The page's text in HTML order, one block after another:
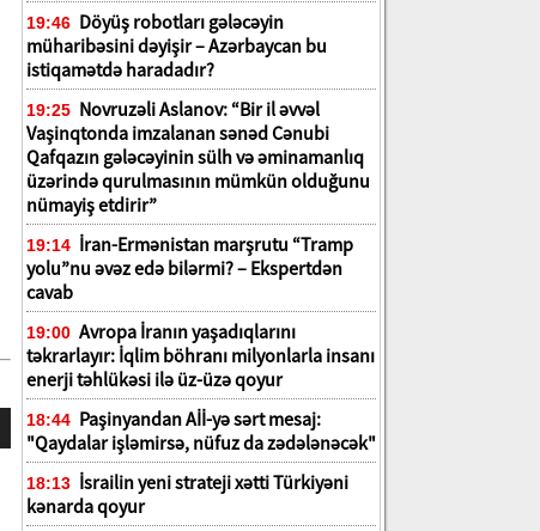
19:46 Döyüş robotları gələcəyin
müharibəsini dəyişir – Azərbaycan bu
istiqamətdə haradadır?
19:25 Novruzəli Aslanov: “Bir il əvvəl
Vaşinqtonda imzalanan sənəd Cənubi
Qafqazın gələcəyinin sülh və əminamanlıq
üzərində qurulmasının mümkün olduğunu
nümayiş etdirir”
19:14 İran-Ermənistan marşrutu “Tramp
yolu”nu əvəz edə bilərmi? – Ekspertdən
cavab
19:00 Avropa İranın yaşadıqlarını
təkrarlayır: İqlim böhranı milyonlarla insanı
enerji təhlükəsi ilə üz-üzə qoyur
18:44 Paşinyandan Aİİ-yə sərt mesaj:
"Qaydalar işləmirsə, nüfuz da zədələnəcək"
18:13 İsrailin yeni strateji xətti Türkiyəni
kənarda qoyur